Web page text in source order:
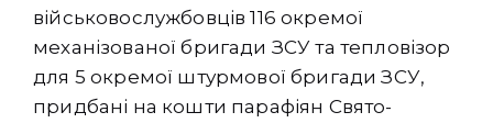
військовослужбовців 116 окремої
механізованої бригади ЗСУ та тепловізор
для 5 окремої штурмової бригади ЗСУ,
придбані на кошти парафіян Свято-